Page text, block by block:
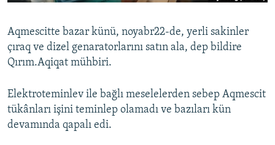
Українською
QOŞULIÑIZ!
RFE/RS bütün saytları
Aqmescitte bazar künü, noyabr22-de, yerli sakinler
çıraq ve dizel genaratorlarını satın ala, dep bildire
Qırım.Aqiqat mühbiri.
Elektroteminlev ile bağlı meselelerden sebep Aqmescit
tükânları işini teminlep olamadı ve bazıları kün
devamında qapalı edi.